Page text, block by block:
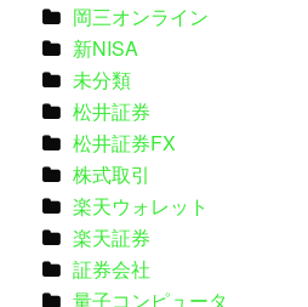
岡三オンライン
新NISA
未分類
松井証券
松井証券FX
株式取引
楽天ウォレット
楽天証券
証券会社
量子コンピュータ